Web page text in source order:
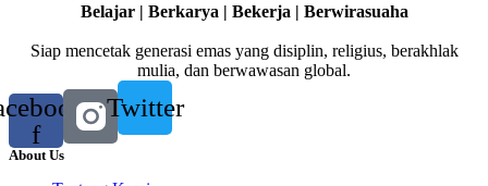
Belajar | Berkarya | Bekerja | Berwirasuaha
Siap mencetak generasi emas yang disiplin, religius, berakhlak
mulia, dan berwawasan global.
f
Twitter
About Us